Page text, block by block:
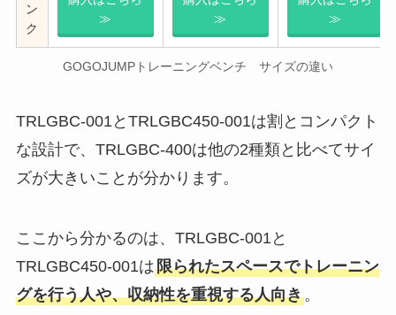
ン
ク
≫
≫
≫
GOGOJUMPトレーニングベンチ サイズの違い
TRLGBC-001とTRLGBC450-001は割とコンパクト
な設計で、TRLGBC-400は他の2種類と比べてサイ
ズが大きいことが分かります。
ここから分かるのは、TRLGBC-001と
TRLGBC450-001は限られたスペースでトレーニン
グを行う人や、収納性を重視する人向き。